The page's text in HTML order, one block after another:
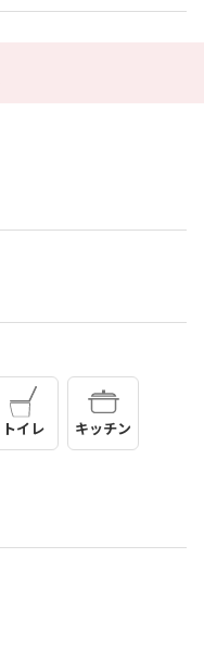
トイレ キッチン